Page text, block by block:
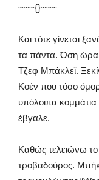
~~~{}~~~
Και τότε γίνεται
τα πάντα. Όση ώρα
Τζεφ Μπάκλεϊ.
Κοέν που τόσο
υπόλοιπα
έβγαλε.
Καθώς τελειώνω
τροβαδούρος.